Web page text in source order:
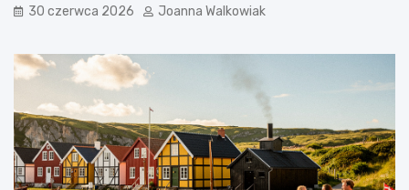
30 czerwca 2026 Joanna Walkowiak